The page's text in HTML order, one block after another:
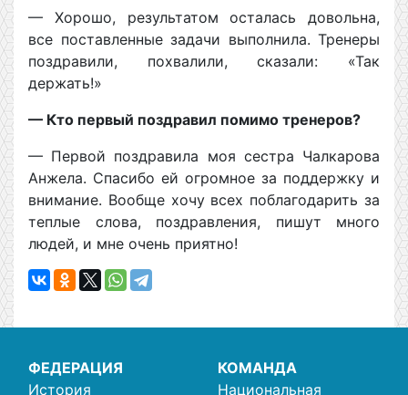
— Хорошо, результатом осталась довольна,
все поставленные задачи выполнила. Тренеры
поздравили, похвалили, сказали: «Так
держать!»
— Кто первый поздравил помимо тренеров?
— Первой поздравила моя сестра Чалкарова
Анжела. Спасибо ей огромное за поддержку и
внимание. Вообще хочу всех поблагодарить за
теплые слова, поздравления, пишут много
людей, и мне очень приятно!
ФЕДЕРАЦИЯ
История
КОМАНДА
Национальная